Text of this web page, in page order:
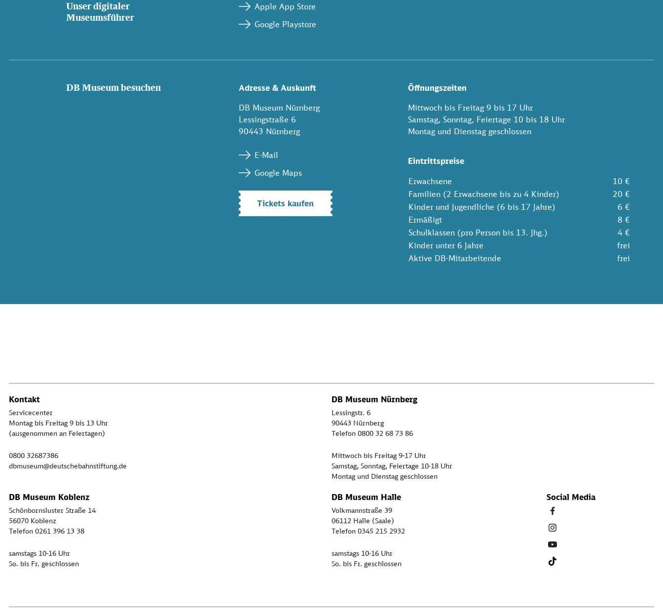
Unser digitaler
Museumsführer
Apple App Store
Google Playstore
DB Museum besuchen
Adresse & Auskunft
DB Museum Nürnberg
Lessingstraße 6
90443 Nürnberg
E-Mail
Google Maps
Tickets kaufen
Öffnungszeiten
Mittwoch bis Freitag 9 bis 17 Uhr
Samstag, Sonntag, Feiertage 10 bis 18 Uhr
Montag und Dienstag geschlossen
Eintrittspreise
Erwachsene
10 €
Familien (2 Erwachsene bis zu 4 Kinder)
20 €
Kinder und Jugendliche (6 bis 17 Jahre)
6 €
Ermäßigt
8 €
Schulklassen (pro Person bis 13. Jhg.)
4 €
Kinder unter 6 Jahre
frei
Aktive DB-Mitarbeitende
frei
Kontakt
Servicecenter
Montag bis Freitag 9 bis 13 Uhr
(ausgenommen an Feiertagen)
0800 32687386
dbmuseum@deutschebahnstiftung.de
DB Museum Nürnberg
Lessingstr. 6
90443 Nürnberg
Telefon 0800 32 68 73 86
Mittwoch bis Freitag 9-17 Uhr
Samstag, Sonntag, Feiertage 10-18 Uhr
Montag und Dienstag geschlossen
DB Museum Koblenz
Schönbornsluster Straße 14
56070 Koblenz
Telefon 0261 396 13 38
samstags 10-16 Uhr
So. bis Fr. geschlossen
DB Museum Halle
Volkmannstraße 39
06112 Halle (Saale)
Telefon 0345 215 2932
samstags 10-16 Uhr
So. bis Fr. geschlossen
Social Media